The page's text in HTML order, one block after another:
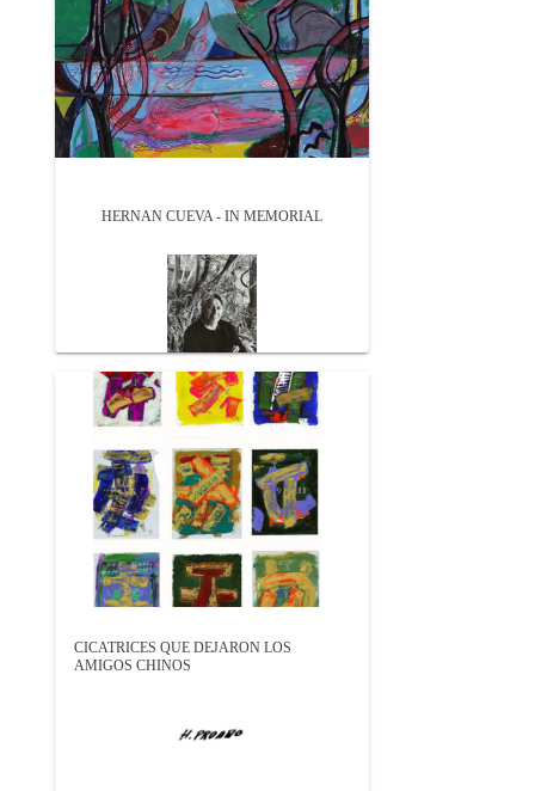
HERNAN CUEVA - IN MEMORIAL
CICATRICES QUE DEJARON LOS
AMIGOS CHINOS